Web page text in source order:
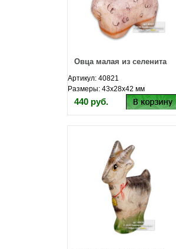
Овца малая из селенита
Артикул: 40821
Размеры: 43х28х42 мм
440 руб.